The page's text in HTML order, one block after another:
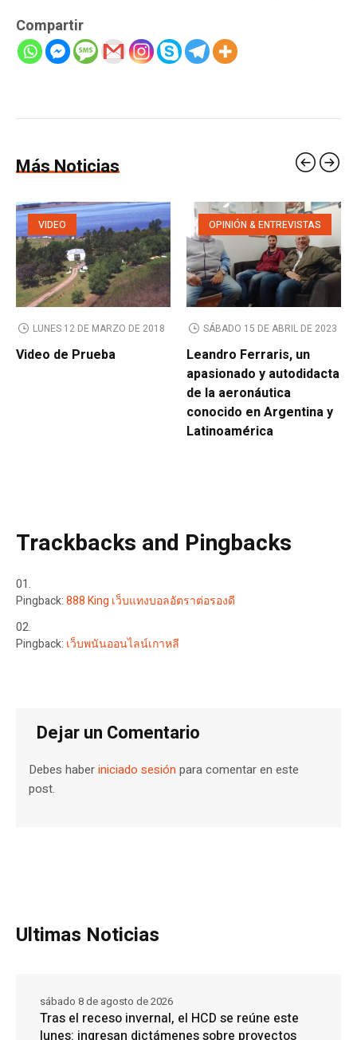
Compartir
Más Noticias
VIDEO
LUNES 12 DE MARZO DE 2018
Video de Prueba
OPINIÓN & ENTREVISTAS
SÁBADO 15 DE ABRIL DE 2023
Leandro Ferraris, un
apasionado y autodidacta
de la aeronáutica
conocido en Argentina y
Latinoamérica
Trackbacks and Pingbacks
Pingback:888 King เว็บแทงบอลอัตราต่อรองดี
Pingback: เว็บพนันออนไลน์เกาหลี
Dejar un Comentario
Debes haberiniciado sesión para comentar en este
post.
Ultimas Noticias
Tras el receso invernal, el HCD se reúne este
lunes: ingresan dictámenes sobre proyectos
sábado 8 de agosto de 2026